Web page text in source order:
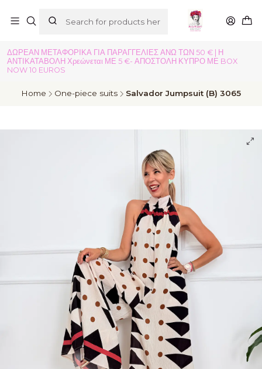
ΔΩΡΕΑΝ ΜΕΤΑΦΟΡΙΚΑ ΓΙΑ ΠΑΡΑΓΓΕΛΙΕΣ ΑΝΩ ΤΩΝ 50 € | Η
ΑΝΤΙΚΑΤΑΒΟΛΗ Χρεώνεται ΜΕ 5 €- ΑΠΟΣΤΟΛΗ ΚΥΠΡΟ ΜΕ BOX
NOW 10 EUROS
Home One-piece suits Salvador Jumpsuit (B) 3065